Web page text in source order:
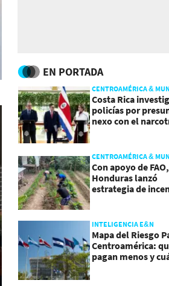
EN PORTADA
CENTROAMÉRICA &
Costa Rica
policías por
nexo con el
CENTROAMÉRICA &
Con apoyo de FAO,
Honduras lanzó
estrategia de
INTELIGENCIA E&N
Mapa del Riesgo
Centroamérica:
pagan menos y